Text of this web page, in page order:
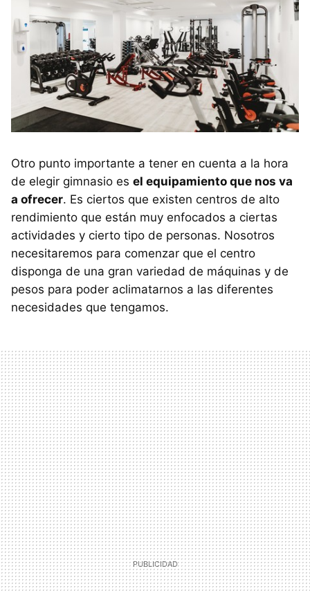
Otro punto importante a tener en cuenta a la hora
de elegir gimnasio es el equipamiento que nos va
a ofrecer. Es ciertos que existen centros de alto
rendimiento que están muy enfocados a ciertas
actividades y cierto tipo de personas. Nosotros
necesitaremos para comenzar que el centro
disponga de una gran variedad de máquinas y de
pesos para poder aclimatarnos a las diferentes
necesidades que tengamos.